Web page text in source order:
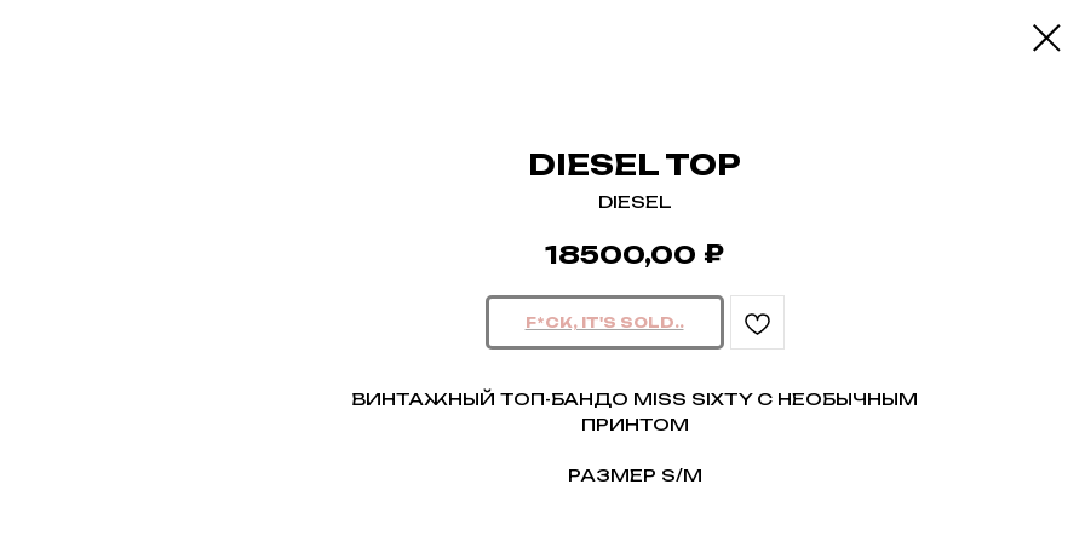
DIESEL TOP
DIESEL
18500,00 ₽
ВИНТАЖНЫЙ ТОП-БАНДО MISS SIXTY С НЕОБЫЧНЫМ
ПРИНТОМ
РАЗМЕР S/M